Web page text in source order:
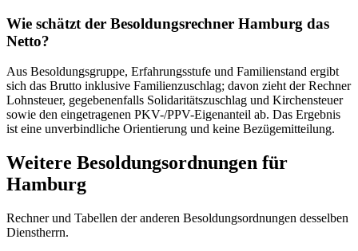
Wie schätzt der Besoldungsrechner Hamburg das
Netto?
Aus Besoldungsgruppe, Erfahrungsstufe und Familienstand ergibt
sich das Brutto inklusive Familienzuschlag; davon zieht der Rechner
Lohnsteuer, gegebenenfalls Solidaritätszuschlag und Kirchensteuer
sowie den eingetragenen PKV-/PPV-Eigenanteil ab. Das Ergebnis
ist eine unverbindliche Orientierung und keine Bezügemitteilung.
Weitere Besoldungsordnungen für
Hamburg
Rechner und Tabellen der anderen Besoldungsordnungen desselben
Dienstherrn.